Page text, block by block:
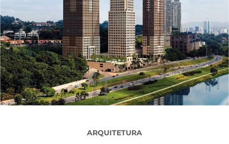
ARQUITETURA